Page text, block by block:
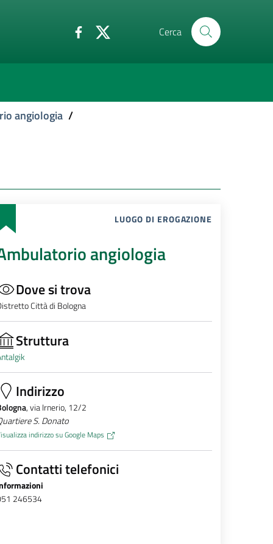
Cerca
angiologia /
LUOGO DI EROGAZIONE
angiologia
Dove si trova
Città di Bologna
Struttura
Indirizzo
, via Irnerio, 12/2
S. Donato
indirizzo su Google Maps
Contatti telefonici
246534